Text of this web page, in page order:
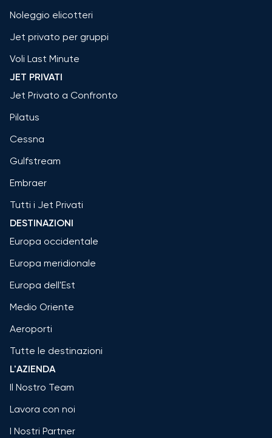
Noleggio elicotteri
Jet privato per gruppi
Voli Last Minute
JET PRIVATI
Jet Privato a Confronto
Pilatus
Cessna
Gulfstream
Embraer
Tutti i Jet Privati
DESTINAZIONI
Europa occidentale
Europa meridionale
Europa dell'Est
Medio Oriente
Aeroporti
Tutte le destinazioni
L'AZIENDA
Il Nostro Team
Lavora con noi
I Nostri Partner